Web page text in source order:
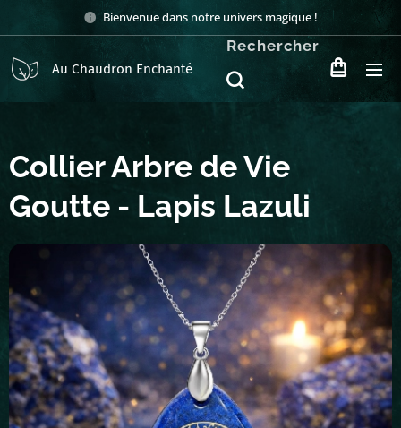
Bienvenue dans notre univers magique !
Au Chaudron Enchanté
Rechercher
Collier Arbre de Vie
Goutte - Lapis Lazuli